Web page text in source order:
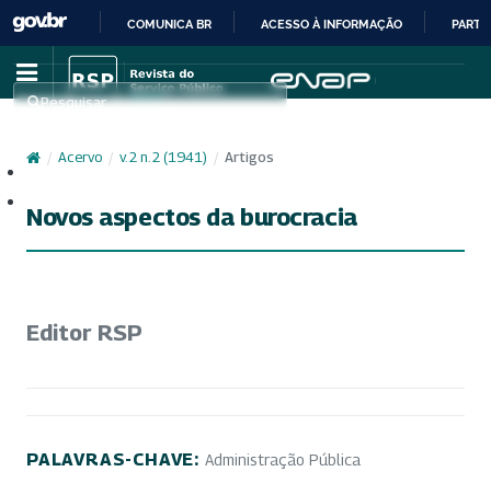
IR
PARA
CONTEÚDO
COMUNICA BR ACESSO À INFORMAÇÃO
Pesquisar
/ Acervo / v. 2 n. 2 (1941) / Artigos
Novos aspectos da burocracia
Editor RSP
PALAVRAS-CHAVE: Administração Pública